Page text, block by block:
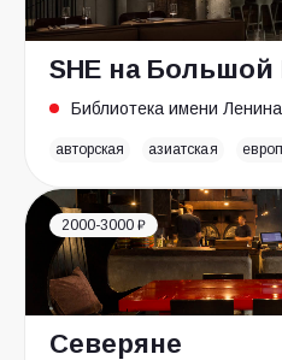
SHE на Большой
Библиотека имени Ленина
авторская азиатская
2000-3000 ₽
Северяне